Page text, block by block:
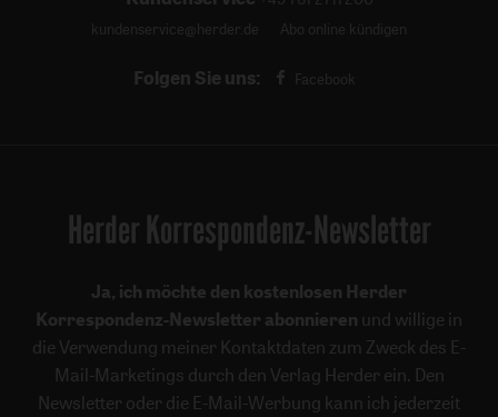
kundenservice@herder.de
Abo online kündigen
Folgen Sie uns: Facebook
Herder Korrespondenz-Newsletter
Ja, ich möchte den kostenlosen Herder
Korrespondenz-Newsletter abonnieren und willige in
die Verwendung meiner Kontaktdaten zum Zweck des E-
Mail-Marketings durch den Verlag Herder ein. Den
Newsletter oder die E-Mail-Werbung kann ich jederzeit